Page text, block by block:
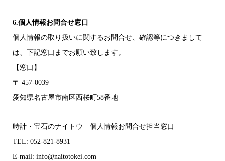
6.個人情報お問合せ窓口
個人情報の取り扱いに関するお問合せ、確認等につきまして
は、下記窓口までお願い致します。
【窓口】
〒 457-0039
愛知県名古屋市南区西桜町58番地
時計・宝石のナイトウ 個人情報お問合せ担当窓口
TEL: 052-821-8931
E-mail: info@naitotokei.com